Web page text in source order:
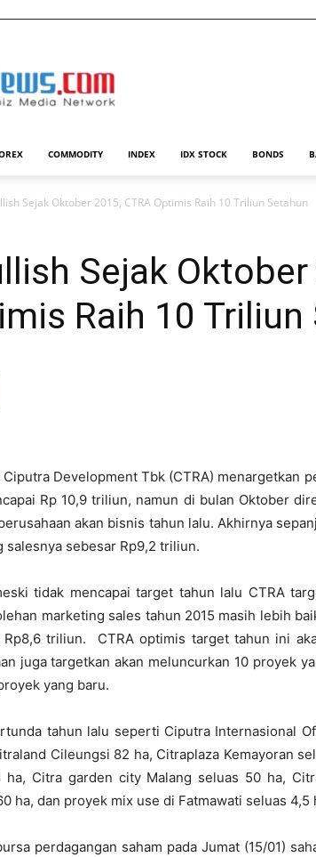
COMMODITY INDEX IDX STOCK BONDS
Sejak Oktober 2015, CTRA Optimis Raih 10 Triliun Setahun
Sejak Oktober
Raih 10 Triliun
Ciputra Development Tbk (CTRA) menargetkan
Rp 10,9 triliun, namun di bulan Oktober
akan bisnis tahun lalu. Akhirnya
sebesar Rp9,2 triliun.
tidak mencapai target tahun lalu CTRA
marketing sales tahun 2015 masih lebih
Rp8,6 triliun. CTRA optimis target tahun ini
juga targetkan akan meluncurkan 10 proyek
yang baru.
tahun lalu seperti Ciputra Internasional
Cileungsi 82 ha, Citraplaza Kemayoran
ha, Citra garden city Malang seluas 50 ha,
ha, dan proyek mix use di Fatmawati seluas 4,5
perdagangan saham pada Jumat (15/01)